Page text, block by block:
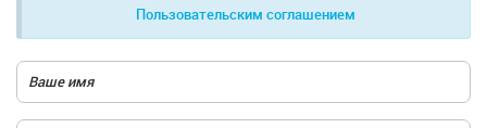
Пользовательским соглашением